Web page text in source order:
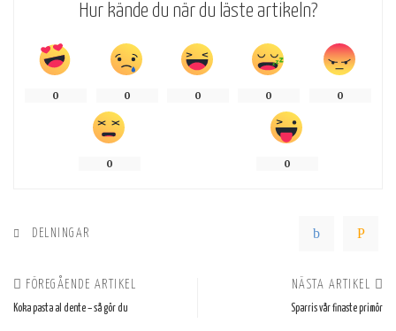
Hur kände du när du läste artikeln?
0 0 0 0 0
0 0
DELNINGAR
FÖREGÅENDE ARTIKEL
Koka pasta al dente – så gör du
NÄSTA ARTIKEL
Sparris vår finaste primör